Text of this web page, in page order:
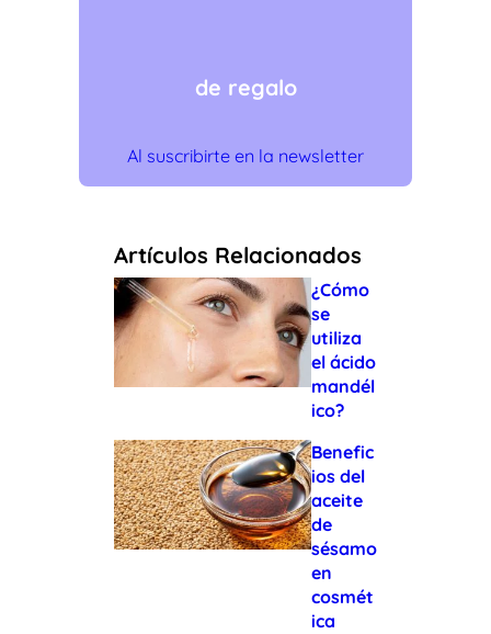
de regalo
Al suscribirte en la newsletter
Artículos Relacionados
¿Cómo
se
utiliza
el ácido
mandél
ico?
Benefic
ios del
aceite
de
sésamo
en
cosmét
ica